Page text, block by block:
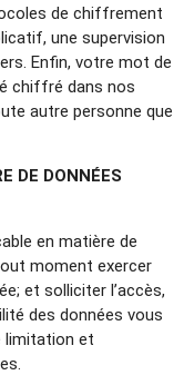
de chiffrement
une supervision
Enfin, votre mot de
chiffré dans nos
autre personne que
DE DONNÉES
en matière de
moment exercer
et solliciter l’accès,
des données vous
limitation et